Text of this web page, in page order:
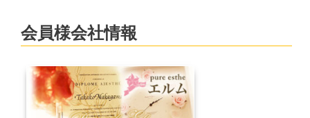
会員様会社情報